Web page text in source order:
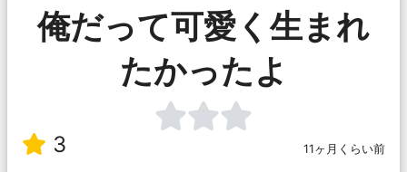
俺だって可愛く生まれ
たかったよ
3 11ヶ月くらい前